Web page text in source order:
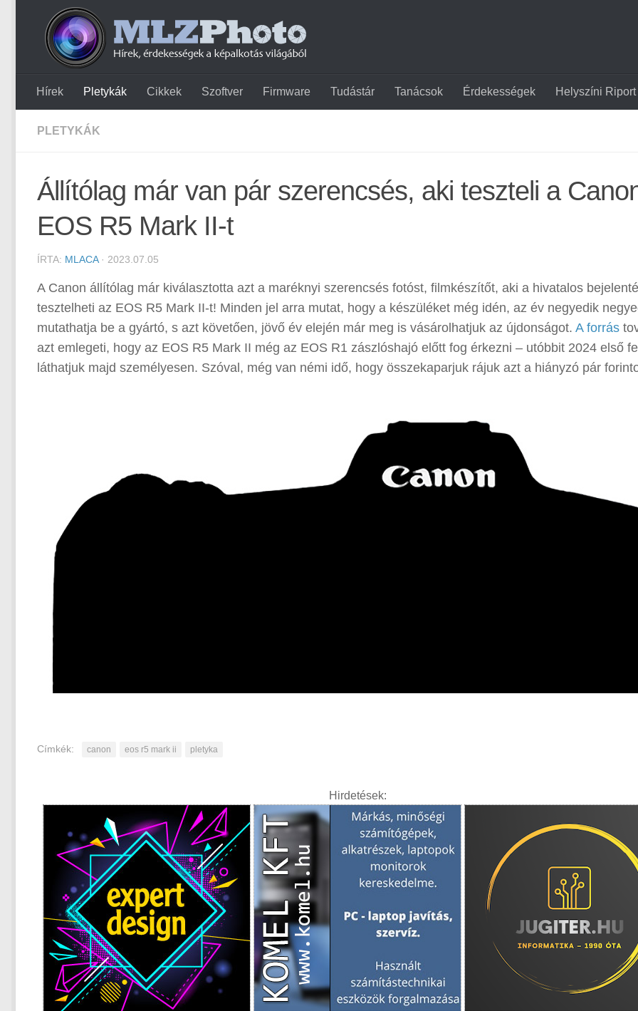
Hírek Pletykák Cikkek Szoftver Firmware Tudástár Tanácsok Érdekességek Helyszíni Riport
PLETYKÁK
Állítólag már van pár szerencsés, aki teszteli a
EOS R5 Mark II-t
ÍRTA: MLACA· 2023.07.05
A Canon állítólag már kiválasztotta azt a maréknyi szerencsés fotóst, filmkészítőt, aki a hivatalos
tesztelheti az EOS R5 Mark II-t! Minden jel arra mutat, hogy a készüléket még idén, az év negyedik
mutathatja be a gyártó, s azt követően, jövő év elején már meg is vásárolhatjuk az újdonságot. A forrás
azt emlegeti, hogy az EOS R5 Mark II még az EOS R1 zászlóshajó előtt fog érkezni – utóbbit 2024 első
láthatjuk majd személyesen. Szóval, még van némi idő, hogy összekaparjuk rájuk azt a hiányzó pár
Címkék: canon eos r5 mark ii pletyka
Hirdetések: